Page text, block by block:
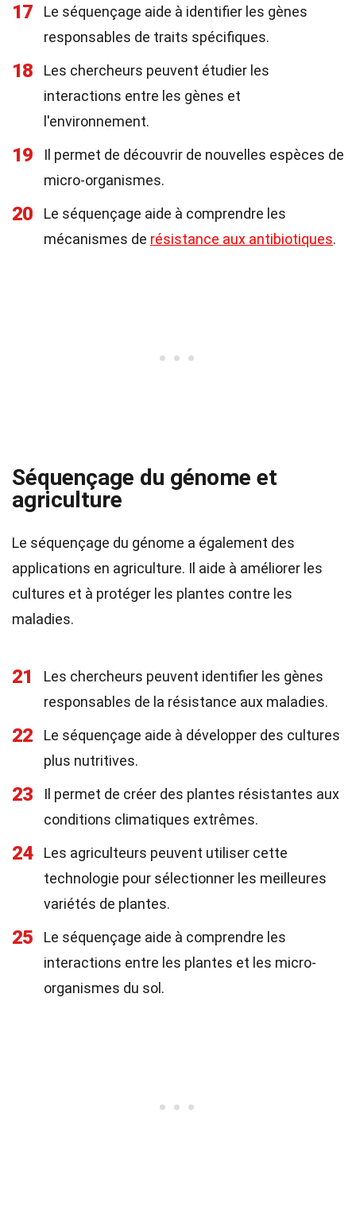
17
Le séquençage aide à identifier les gènes
responsables de traits spécifiques.
18
Les chercheurs peuvent étudier les
interactions entre les gènes et
l'environnement.
19
Il permet de découvrir de nouvelles espèces de
micro-organismes.
20
Le séquençage aide à comprendre les
mécanismes de résistance aux antibiotiques.
Séquençage du génome et
agriculture
Le séquençage du génome a également des
applications en agriculture. Il aide à améliorer les
cultures et à protéger les plantes contre les
maladies.
21
Les chercheurs peuvent identifier les gènes
responsables de la résistance aux maladies.
22
Le séquençage aide à développer des cultures
plus nutritives.
23
Il permet de créer des plantes résistantes aux
conditions climatiques extrêmes.
24
Les agriculteurs peuvent utiliser cette
technologie pour sélectionner les meilleures
variétés de plantes.
25
Le séquençage aide à comprendre les
interactions entre les plantes et les micro-
organismes du sol.